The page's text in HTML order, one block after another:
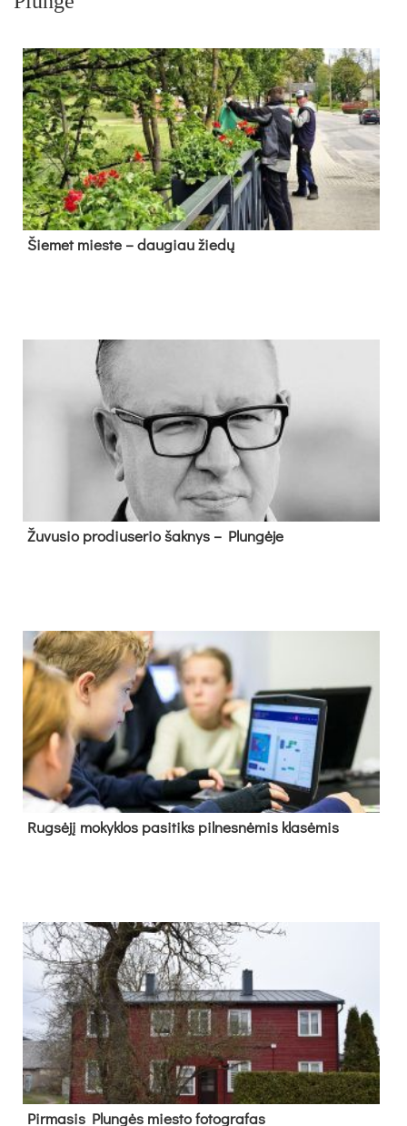
Šie­met mies­te – dau­giau žie­dų
Žu­vu­sio pro­diu­se­rio šak­nys – Plun­gė­je
Rug­sė­jį mo­kyk­los pa­si­tiks pil­nes­nė­mis kla­sė­mis
Pir­ma­sis Plun­gės mies­to fo­tog­ra­fas